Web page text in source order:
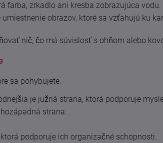
farba, zrkadlo ani kresba zobrazujúca vodu.
umiestnenie obrazov, ktoré sa vzťahujú ku
nič, čo má súvislosť s ohňom alebo
sa pohybujete.
je južná strana, ktorá podporuje
strana.
podporuje ich organizačné schopnosti.